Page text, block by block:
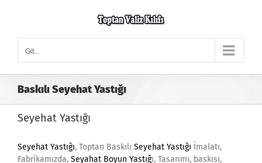
Git...
Baskılı Seyehat Yastığı
Seyehat Yastığı
Seyehat Yastığı, Toptan Baskılı Seyehat Yastığı İmalatı,
Fabrikamızda, Seyahat Boyun Yastığı, Tasarımı, baskısı,